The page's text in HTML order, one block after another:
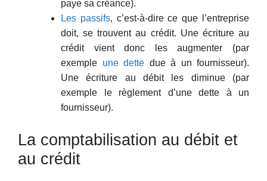
paye sa créance).
Les passifs, c’est-à-dire ce que l’entreprise
doit, se trouvent au crédit. Une écriture au
crédit vient donc les augmenter (par
exemple une dette due à un fournisseur).
Une écriture au débit les diminue (par
exemple le règlement d’une dette à un
fournisseur).
La comptabilisation au débit et
au crédit